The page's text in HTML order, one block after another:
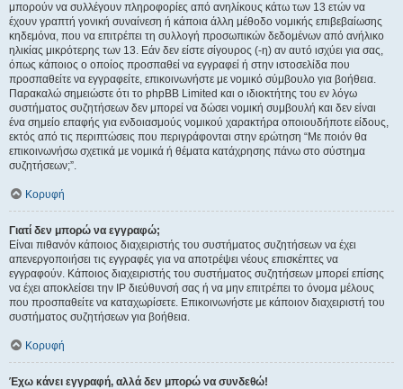
μπορούν να συλλέγουν πληροφορίες από ανηλίκους κάτω των 13 ετών να
έχουν γραπτή γονική συναίνεση ή κάποια άλλη μέθοδο νομικής επιβεβαίωσης
κηδεμόνα, που να επιτρέπει τη συλλογή προσωπικών δεδομένων από ανήλικο
ηλικίας μικρότερης των 13. Εάν δεν είστε σίγουρος (-η) αν αυτό ισχύει για σας,
όπως κάποιος ο οποίος προσπαθεί να εγγραφεί ή στην ιστοσελίδα που
προσπαθείτε να εγγραφείτε, επικοινωνήστε με νομικό σύμβουλο για βοήθεια.
Παρακαλώ σημειώστε ότι το phpBB Limited και ο ιδιοκτήτης του εν λόγω
συστήματος συζητήσεων δεν μπορεί να δώσει νομική συμβουλή και δεν είναι
ένα σημείο επαφής για ενδοιασμούς νομικού χαρακτήρα οποιουδήποτε είδους,
εκτός από τις περιπτώσεις που περιγράφονται στην ερώτηση “Με ποιόν θα
επικοινωνήσω σχετικά με νομικά ή θέματα κατάχρησης πάνω στο σύστημα
συζητήσεων;”.
Κορυφή
Γιατί δεν μπορώ να εγγραφώ;
Είναι πιθανόν κάποιος διαχειριστής του συστήματος συζητήσεων να έχει
απενεργοποιήσει τις εγγραφές για να αποτρέψει νέους επισκέπτες να
εγγραφούν. Κάποιος διαχειριστής του συστήματος συζητήσεων μπορεί επίσης
να έχει αποκλείσει την IP διεύθυνσή σας ή να μην επιτρέπει το όνομα μέλους
που προσπαθείτε να καταχωρίσετε. Επικοινωνήστε με κάποιον διαχειριστή του
συστήματος συζητήσεων για βοήθεια.
Κορυφή
Έχω κάνει εγγραφή, αλλά δεν μπορώ να συνδεθώ!